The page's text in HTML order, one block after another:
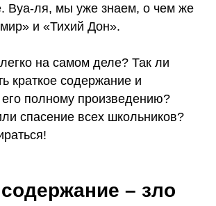
Вуа-ля, мы уже знаем, о чем же
и «Тихий Дон».
на самом деле? Так ли
краткое содержание и
его полному произведению?
спасение всех школьников?
– зло